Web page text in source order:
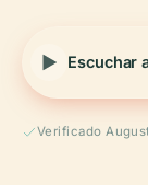
Escuchar
Verificado